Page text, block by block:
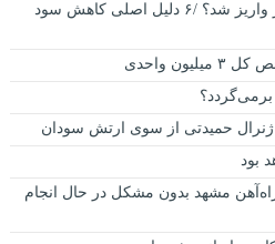
چرا سود سهام عدالت من کمتر واریز شد؟ /۶ دلیل اصلی کاهش سود
واحدی
ژنرال حمیدتی از سوی ارتش سودان
بود
راه‌آهن مشهد بدون مشکل در حال انجام